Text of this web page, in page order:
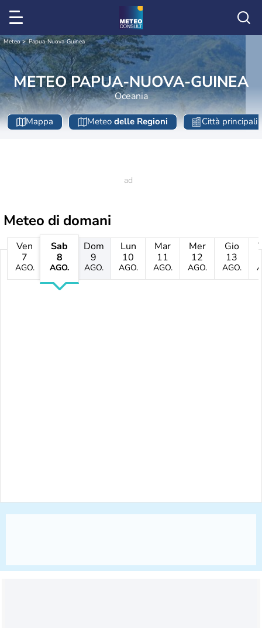
Meteo Papua-Nuova-Guinea
METEO PAPUA-NUOVA-GUINEA
Oceania
Mappa Meteo delle Regioni Città principali
Meteo di domani
Ven
7
AGO.
Sab
8
AGO.
Dom
9
AGO.
Lun
10
AGO.
Mar
11
AGO.
Mer
12
AGO.
Gio
13
AGO.